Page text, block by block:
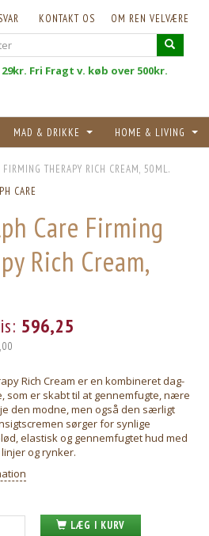
OM REN VELVÆRE
KONTAKT OS
Fri Fragt v. køb over 500kr.
MAD & DRIKKE HOME & LIVING
FIRMING THERAPY RICH CREAM, 50ML.
CARE
Care Firming
Rich Cream,
596,25
Rich Cream er en kombineret dag-
som er skabt til at gennemfugte, nære
den modne, men også den særligt
sørger for synlige
elastisk og gennemfugtet hud med
og rynker.
LÆG I KURV